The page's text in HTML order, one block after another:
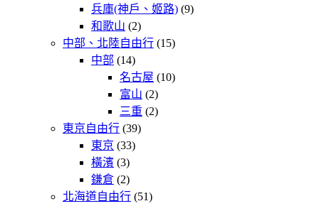
兵庫(神戶、姬路) (9)
和歌山 (2)
中部、北陸自由行 (15)
中部 (14)
名古屋 (10)
富山 (2)
三重 (2)
東京自由行 (39)
東京 (33)
橫濱 (3)
鎌倉 (2)
北海道自由行 (51)